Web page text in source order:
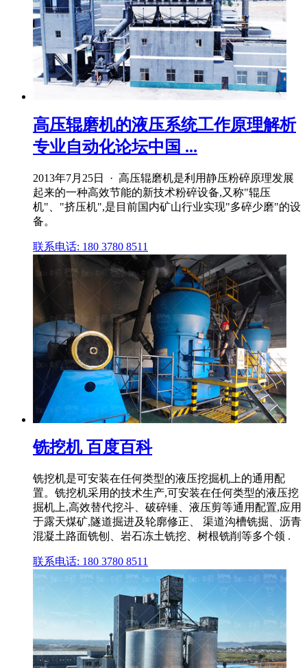
高压辊磨机的液压系统工作原理解析
专业自动化论坛中国 ...
2013年7月25日 · 高压辊磨机是利用静压粉碎原理发展
起来的一种高效节能的新技术粉碎设备,又称"辊压
机"、"挤压机",是目前国内矿山行业实现"多碎少磨"的设
备。
联系电话: 180 3780 8511
铣挖机 百度百科
铣挖机是可安装在任何类型的液压挖掘机上的通用配
置。铣挖机采用的技术生产,可安装在任何类型的液压挖
掘机上,高效替代挖斗、破碎锤、液压剪等通用配置,应用
于露天煤矿,隧道掘进及轮廓修正、 渠道沟槽铣掘、沥青
混凝土路面铣刨、岩石冻土铣挖、树根铣削等多个领 .
联系电话: 180 3780 8511